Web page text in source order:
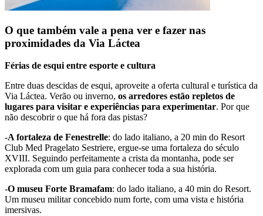
O que também vale a pena ver e fazer nas
proximidades da Via Láctea
Férias de esqui entre esporte e cultura
Entre duas descidas de esqui, aproveite a oferta cultural e turística da
Via Láctea. Verão ou inverno, os arredores estão repletos de
lugares para visitar e experiências para experimentar. Por que
não descobrir o que há fora das pistas?
-A fortaleza de Fenestrelle: do lado italiano, a 20 min do Resort
Club Med Pragelato Sestriere, ergue-se uma fortaleza do século
XVIII. Seguindo perfeitamente a crista da montanha, pode ser
explorada com um guia para conhecer toda a sua história.
-O museu Forte Bramafam: do lado italiano, a 40 min do Resort.
Um museu militar concebido num forte, com uma vista e história
imersivas.